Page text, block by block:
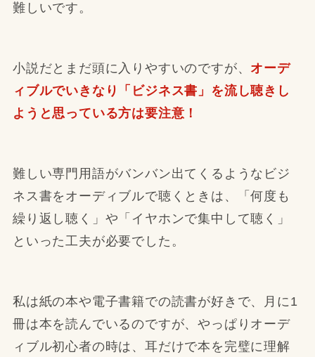
難しいです。
小説だとまだ頭に入りやすいのですが、 オーデ
ィブルでいきなり「ビジネス書」を流し聴きし
ようと思っている方は要注意！
難しい専門用語がバンバン出てくるようなビジ
ネス書をオーディブルで聴くときは、「何度も
繰り返し聴く」や「イヤホンで集中して聴く」
といった工夫が必要でした。
私は紙の本や電子書籍での読書が好きで、月に1
冊は本を読んでいるのですが、やっぱりオーデ
ィブル初心者の時は、耳だけで本を完璧に理解